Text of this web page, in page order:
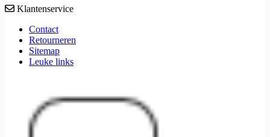
Klantenservice
Contact
Retourneren
Sitemap
Leuke links